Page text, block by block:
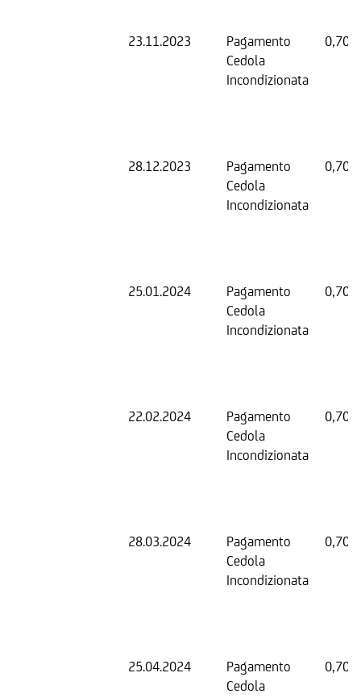
23.11.2023
Pagamento
Cedola
Incondizionata
0,70
28.12.2023
Pagamento
Cedola
Incondizionata
0,70
25.01.2024
Pagamento
Cedola
Incondizionata
0,70
22.02.2024
Pagamento
Cedola
Incondizionata
0,70
28.03.2024
Pagamento
Cedola
Incondizionata
0,70
25.04.2024
Pagamento
Cedola
0,70